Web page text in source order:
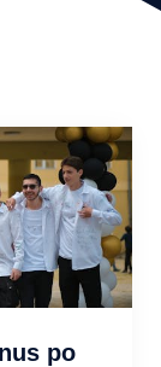
po